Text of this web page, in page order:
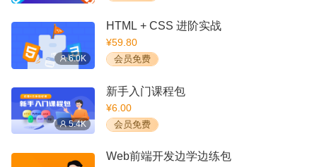
6.0K
HTML + CSS 进阶实战
¥59.80
会员免费
5.4K
新手入门课程包
¥6.00
会员免费
Web前端开发边学边练包